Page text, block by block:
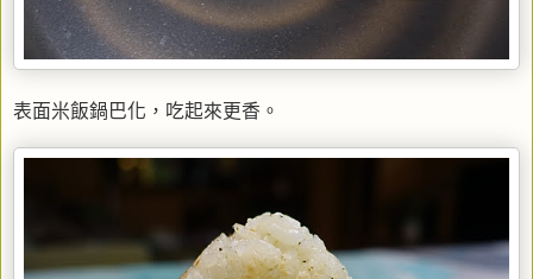
表面米飯鍋巴化，吃起來更香。